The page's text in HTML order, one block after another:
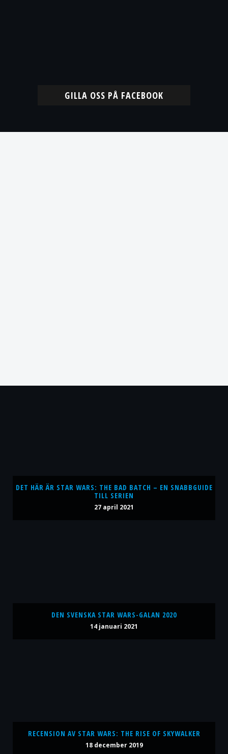
GILLA OSS PÅ FACEBOOK
DET HÄR ÄR STAR WARS: THE BAD BATCH – EN SNABBGUIDE
TILL SERIEN
27 april 2021
DEN SVENSKA STAR WARS-GALAN 2020
14 januari 2021
RECENSION AV STAR WARS: THE RISE OF SKYWALKER
18 december 2019